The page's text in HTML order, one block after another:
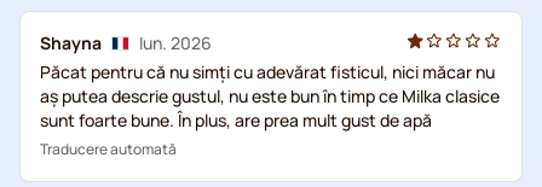
Shayna
Iun. 2026
Păcat pentru că nu simți cu adevărat fisticul, nici măcar nu
aș putea descrie gustul, nu este bun în timp ce Milka clasice
sunt foarte bune. În plus, are prea mult gust de apă
Traducere automată